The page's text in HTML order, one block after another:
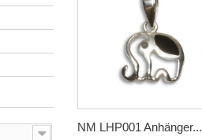
NM LHP001 Anhänger...